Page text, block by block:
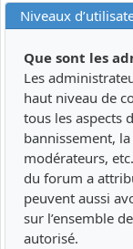
Niveaux
Que sont les
Les
haut niveau de
tous les aspects
bannissement,
modérateurs,
du forum a
peuvent aussi
sur l’ensemble
autorisé.